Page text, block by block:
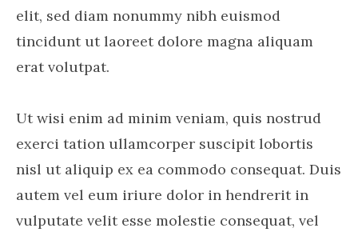
elit, sed diam nonummy nibh euismod
tincidunt ut laoreet dolore magna aliquam
erat volutpat.
Ut wisi enim ad minim veniam, quis nostrud
exerci tation ullamcorper suscipit lobortis
nisl ut aliquip ex ea commodo consequat. Duis
autem vel eum iriure dolor in hendrerit in
vulputate velit esse molestie consequat, vel